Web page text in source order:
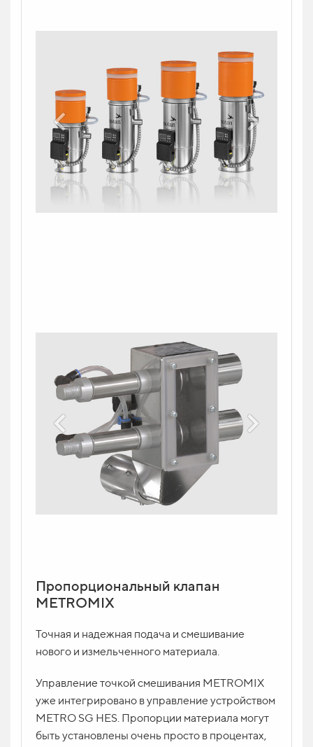
Пропорциональный клапан
METROMIX
Точная и надежная подача и смешивание
нового и измельченного материала.
Управление точкой смешивания METROMIX
уже интегрировано в управление устройством
METRO SG HES. Пропорции материала могут
быть установлены очень просто в процентах,